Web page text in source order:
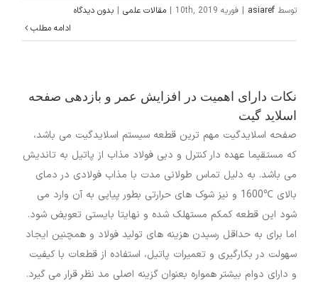
توسط asiaref
| فوریه 10th, 2019 | مقالات علمی | بدون دیدگاه
ادامه مطلب
نکات دارای اهمیت در افزایش عمر و بازدهی صفحه
اسلاید گیت
صفحه اسلایدگیت مهم ترین قطعه سیستم اسلایدگیت می باشد،
که مستقیما عهده دار کنترل و دبی فولاد مذاب از پاتیل به تاندیش
می باشد. به دلیل تماس طولانی مدت با مذاب فولادی در دمای
بالای ℃1600 و نیز شوک های حرارتی بطور پیاپی به آن وارد می
شود این قطعه کمکم مستهلک شده و نهایتا بایستی تعویض شود.
اما برای به حداقل رسیدن هزینه های تولید فولاد و همچنین ایجاد
سهولت در بکارگیری و تعمیرات پاتیل، استفاده از قطعات با کیفیت
و دارای دوام بیشتر همواره بعنوان گزینه اصلی مد نظر قرار می گیرد.